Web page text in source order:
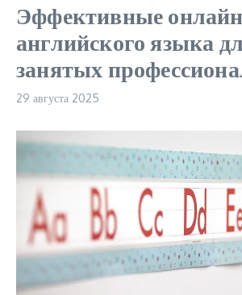
Эффективные
английского языка
занятых
29 августа 2025